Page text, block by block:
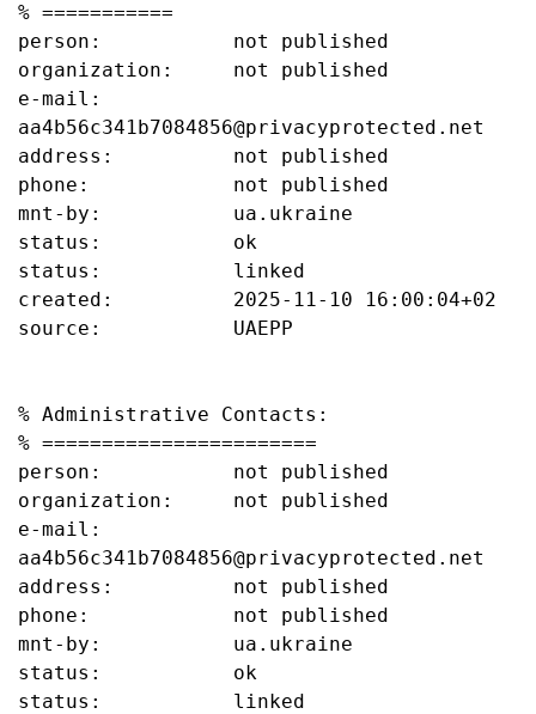
% ===========
person:           not published
organization:     not published
e-mail:
aa4b56c341b7084856@privacyprotected.net
address:          not published
phone:            not published
mnt-by:           ua.ukraine
status:           ok
status:           linked
created:          2025-11-10 16:00:04+02
source:           UAEPP
% Administrative Contacts:
% =======================
person:           not published
organization:     not published
e-mail:
aa4b56c341b7084856@privacyprotected.net
address:          not published
phone:            not published
mnt-by:           ua.ukraine
status:           ok
status:           linked